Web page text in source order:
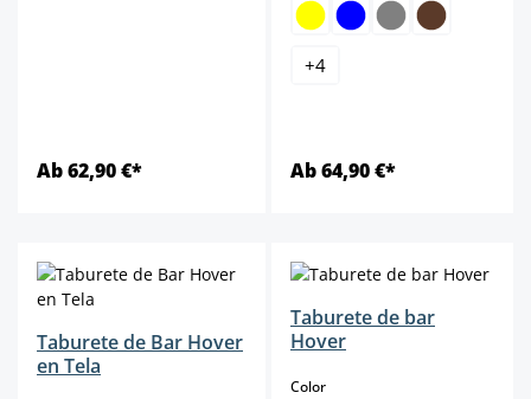
Ab 62,90 €*
+4
Ab 64,90 €*
Taburete de Bar Hover
en Tela
Taburete de bar
Hover
Colorselect